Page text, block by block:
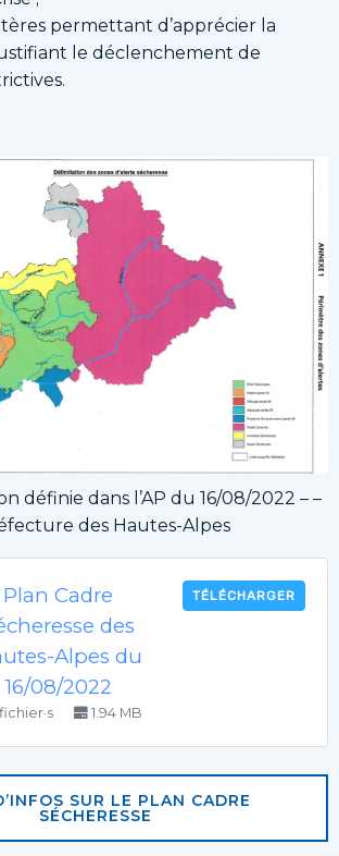
permettant d’apprécier la
le déclenchement de
définie dans l’AP du 16/08/2022 – –
des Hautes-Alpes
Plan Cadre
des
Alpes du
16/08/2022
fichier·s 1.94 MB
TÉLÉCHARGER
SUR LE PLAN CADRE
SÉCHERESSE